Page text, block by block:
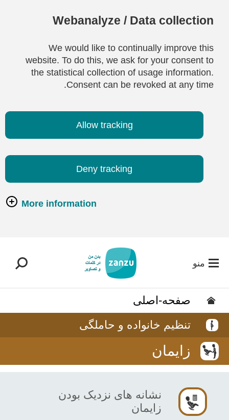
Webanalyze / Data collection
We would like to continually improve this
website. To do this, we ask for your consent to
the statistical collection of usage information.
Consent can be revoked at any time.
Allow tracking
Deny tracking
More information
منو
صفحه-اصلی
تنظیم خانواده و حاملگی
زایمان
نشانه های نزدیک بودن
زایمان